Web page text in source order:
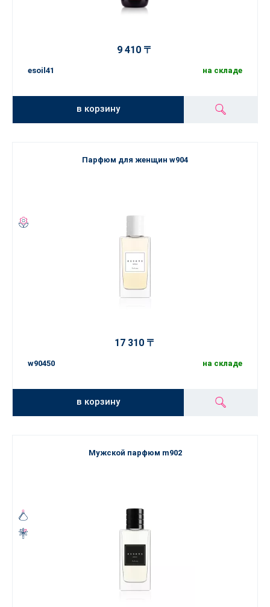
9 410 〒
esoil41 на складе
в корзину
Парфюм для женщин w904
17 310 〒
w90450 на складе
в корзину
Мужской парфюм m902